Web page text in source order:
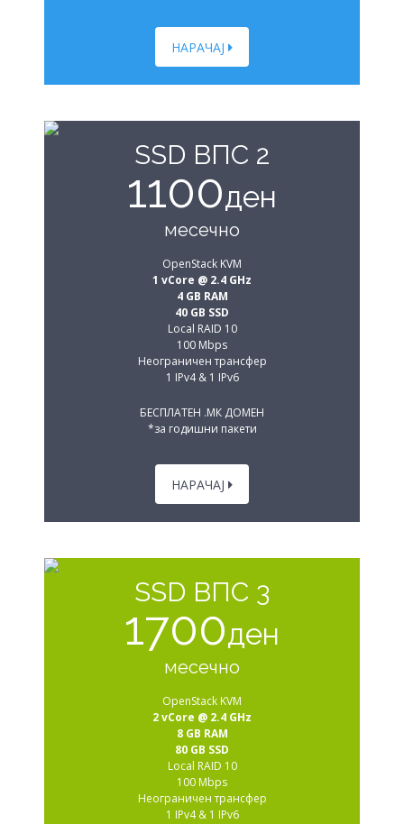
НАРАЧАЈ
SSD ВПС 2
1100ден
месечно
OpenStack KVM
1 vCore @ 2.4 GHz
4 GB RAM
40 GB SSD
Local RAID 10
100 Mbps
Неограничен трансфер
1 IPv4 & 1 IPv6
БЕСПЛАТЕН .МК ДОМЕН
*за годишни пакети
НАРАЧАЈ
SSD ВПС 3
1700ден
месечно
OpenStack KVM
2 vCore @ 2.4 GHz
8 GB RAM
80 GB SSD
Local RAID 10
100 Mbps
Неограничен трансфер
1 IPv4 & 1 IPv6